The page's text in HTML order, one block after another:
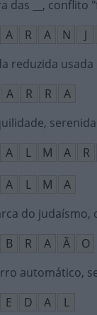
das __, conflito
A R A N J
reduzida
A R R
A
A L M A R
A L M
A
do judaísmo,
B R A Ã
O
automático,
E D A
L